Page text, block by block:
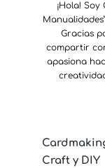
¡Hola!
Gracias
compartir
apasiona
Craft y DIY